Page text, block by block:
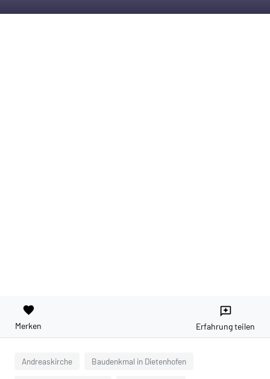
favorite
Merken
reviews
Erfahrung teilen
Andreaskirche Baudenkmal in Dietenhofen